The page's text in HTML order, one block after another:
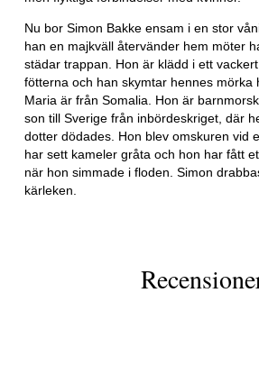
Nu bor Simon Bakke ensam i en stor
han en majkväll återvänder hem möter
städar trappan. Hon är klädd i ett
fötterna och han skymtar hennes mörka
Maria är från Somalia. Hon är
son till Sverige från inbördeskriget, där
dotter dödades. Hon blev omskuren vid
har sett kameler gråta och hon har fått
när hon simmade i floden. Simon
kärleken.